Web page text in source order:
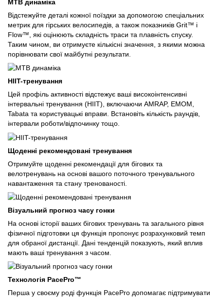
MTB динаміка
Відстежуйте деталі кожної поїздки за допомогою спеціальних
метрик для гірських велосипедів, а також показників Grit™ і
Flow™, які оцінюють складність траси та плавність спуску.
Таким чином, ви отримуєте кількісні значення, з якими можна
порівнювати свої майбутні результати.
HIIT-тренування
Цей профіль активності відстежує ваші високоінтенсивні
інтервальні тренування (HIIT), включаючи AMRAP, EMOM,
Tabata та користувацькі вправи. Встановіть кількість раундів,
інтервали роботи/відпочинку тощо.
Щоденні рекомендовані тренування
Отримуйте щоденні рекомендації для бігових та
велотренувань на основі вашого поточного тренувального
навантаження та стану тренованості.
Візуальний прогноз часу гонки
На основі історії ваших бігових тренувань та загального рівня
фізичної підготовки ця функція пропонує розрахунковий темп
для обраної дистанції. Дані тенденцій показують, який вплив
мають ваші тренування з часом.
Технологія PacePro™
Перша у своєму роді функція PacePro допомагає підтримувати